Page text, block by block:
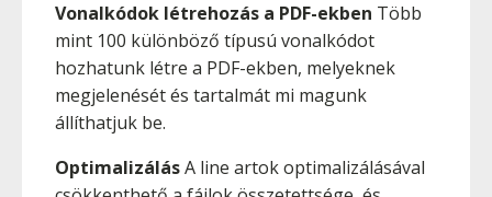
Vonalkódok létrehozás a PDF-ekben Több
mint 100 különböző típusú vonalkódot
hozhatunk létre a PDF-ekben, melyeknek
megjelenését és tartalmát mi magunk
állíthatjuk be.
OptimalizálásA line artok optimalizálásával